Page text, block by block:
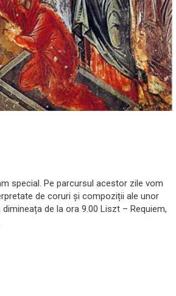
special. Pe parcursul acestor zile vom
de coruri și compoziții ale unor
de la ora 9.00 Liszt – Requiem,